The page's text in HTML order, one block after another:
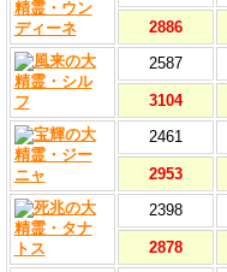
2886
2587
3104
2461
2953
2398
2878